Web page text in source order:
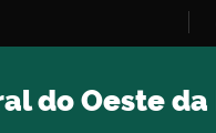
do Oeste da